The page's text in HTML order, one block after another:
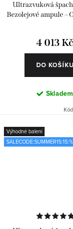
Ultrazvuková
Bezolejové ampule –
4 013 Kč
DO KOŠÍKU
Skladem
Výhodné balení
SALECODE:SUMMER15:15:%